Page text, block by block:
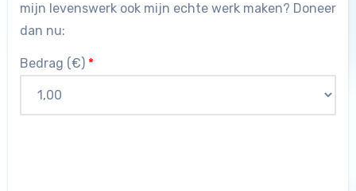
mijn levenswerk ook mijn echte werk maken? Doneer
dan nu:
Bedrag (€) *